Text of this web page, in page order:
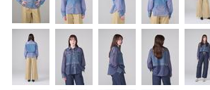
OUTLET : アウトレット
MENS : メンズ
LADIES : レディース